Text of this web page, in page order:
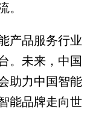
。
品服务行业
。未来，中国
助力中国智能
能品牌走向世